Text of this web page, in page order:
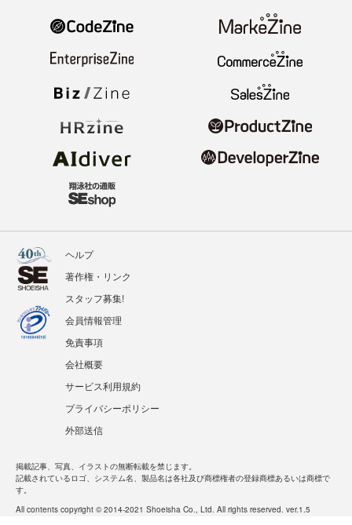
ヘルプ
著作権・リンク
スタッフ募集!
会員情報管理
免責事項
会社概要
サービス利用規約
プライバシーポリシー
外部送信
掲載記事、写真、イラストの無断転載を禁じます。
記載されているロゴ、システム名、製品名は各社及び商標権者の登録商標あるいは商標で
す。
All contents copyright © 2014-2021 Shoeisha Co., Ltd. All rights reserved. ver.1.5